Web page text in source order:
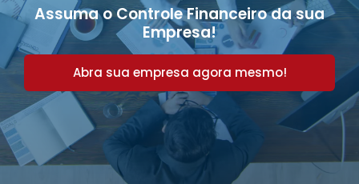
Assuma o Controle Financeiro da sua
Empresa!
Abra sua empresa agora mesmo!